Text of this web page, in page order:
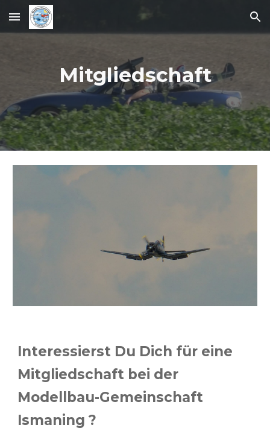
Skip to main content Skip to navigation
Mitgliedschaft
Interessierst Du Dich für eine
Mitgliedschaft bei der
Modellbau-Gemeinschaft
Ismaning ?